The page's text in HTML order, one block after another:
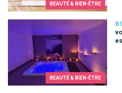
BEAUTÉ & BIEN-ÊTRE
BEAUTÉ & BIEN-ÊTRE
Saviez-vous que le bien-être